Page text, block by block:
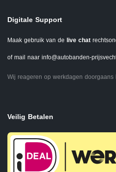
Digitale Support
Maak gebruik van de live chat
of mail naar info@autobanden-
Wij reageren op werkdagen
Veilig Betalen